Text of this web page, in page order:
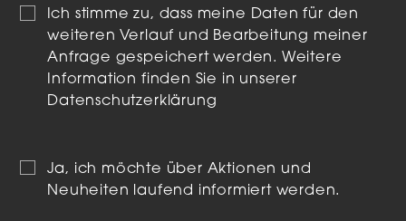
Ich stimme zu, dass meine Daten für den
weiteren Verlauf und Bearbeitung meiner
Anfrage gespeichert werden. Weitere
Information finden Sie in unserer
Datenschutzerklärung
Ja, ich möchte über Aktionen und
Neuheiten laufend informiert werden.